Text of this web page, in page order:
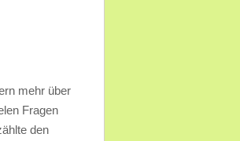
mehr über
Fragen
den